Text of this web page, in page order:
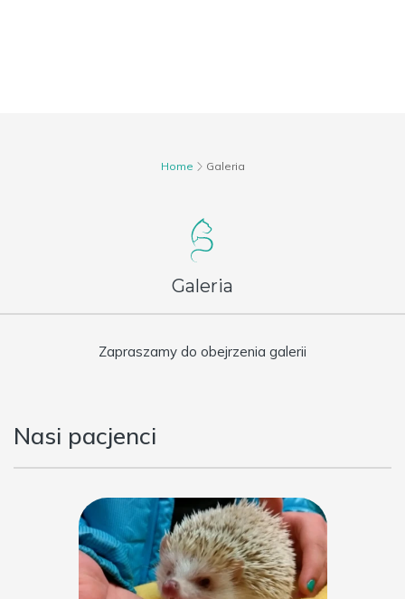
Home Galeria
Galeria
Zapraszamy do obejrzenia galerii
Nasi pacjenci